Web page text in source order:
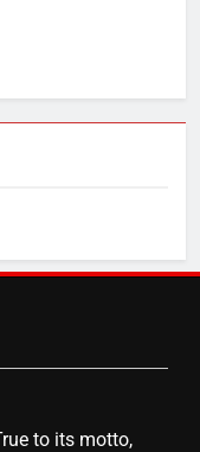
में बढ़ेंगी सुविधाएं: 67%
लेकर बड़ी खबरें
घोटाले में आरोप
to its motto,